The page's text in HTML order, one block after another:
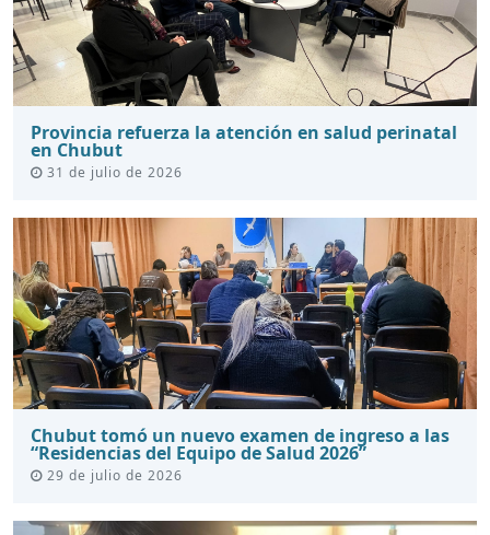
Provincia refuerza la atención en salud perinatal
en Chubut
31 de julio de 2026
Chubut tomó un nuevo examen de ingreso a las
“Residencias del Equipo de Salud 2026”
29 de julio de 2026